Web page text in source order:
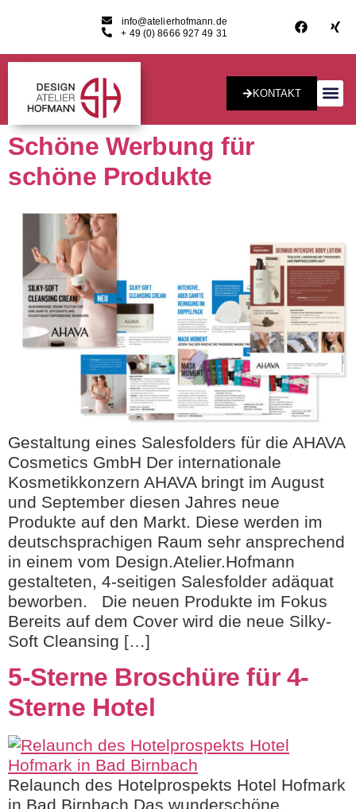
info@atelierhofmann.de
+ 49 (0) 8666 927 49 31
KONTAKT
Schöne Werbung für
schöne Produkte
Gestaltung eines Salesfolders für die AHAVA
Cosmetics GmbH Der internationale
Kosmetikkonzern AHAVA bringt im August
und September diesen Jahres neue
Produkte auf den Markt. Diese werden im
deutschsprachigen Raum sehr ansprechend
in einem vom Design.Atelier.Hofmann
gestalteten, 4-seitigen Salesfolder adäquat
beworben. Die neuen Produkte im Fokus
Bereits auf dem Cover wird die neue Silky-
Soft Cleansing […]
5-Sterne Broschüre für 4-
Sterne Hotel
Relaunch des Hotelprospekts Hotel Hofmark
in Bad Birnbach Das wunderschöne,